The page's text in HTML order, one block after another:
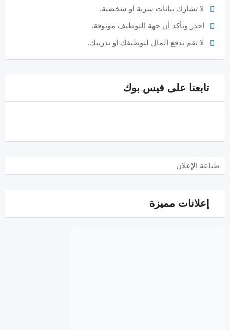
لا تشارك بيانات سرية او شخصية.
احذر وتأكد أن جهة التوظيف موثوقة.
لا تقم بدفع المال لتوظيفك او تدريبك.
تابعنا على فيس بوك
طباعة الإعلان
إعلانات مميزة